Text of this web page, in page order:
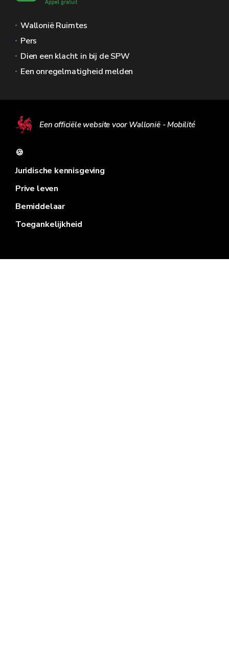
Wallonië Ruimtes
Pers
Dien een klacht in bij de SPW
Een onregelmatigheid melden
Een officiële website voor Wallonië - Mobilité
🍪
Juridische kennisgeving
Prive leven
Bemiddelaar
Toegankelijkheid